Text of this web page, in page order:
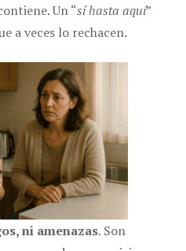
Un “sí hasta aquí”
a veces lo rechacen.
ni amenazas. Son